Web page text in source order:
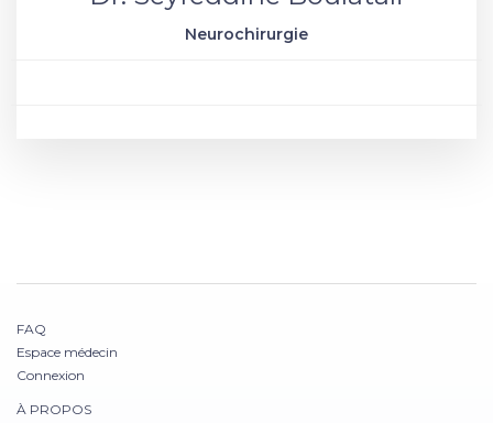
Neurochirurgie
FAQ
Espace médecin
Connexion
À PROPOS